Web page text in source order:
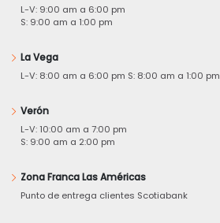
L-V: 9:00 am a 6:00 pm
S: 9:00 am a 1:00 pm
La Vega
L-V: 8:00 am a 6:00 pm S: 8:00 am a 1:00 pm
Verón
L-V: 10:00 am a 7:00 pm
S: 9:00 am a 2:00 pm
Zona Franca Las Américas
Punto de entrega clientes Scotiabank